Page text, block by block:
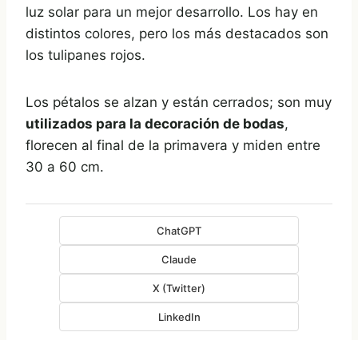
luz solar para un mejor desarrollo. Los hay en
distintos colores, pero los más destacados son
los tulipanes rojos.
Los pétalos se alzan y están cerrados; son muy
utilizados para la decoración de bodas,
florecen al final de la primavera y miden entre
30 a 60 cm.
ChatGPT
Claude
X (Twitter)
LinkedIn